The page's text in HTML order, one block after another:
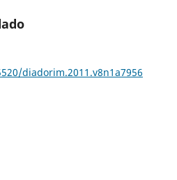
diadorim.2011.v8n1a7956